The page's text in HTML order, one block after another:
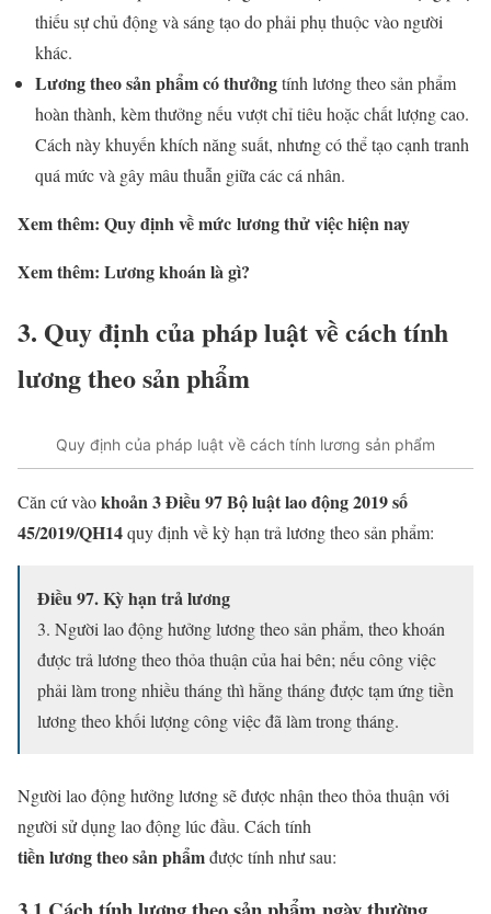
thiếu sự chủ động và sáng tạo do phải phụ thuộc vào người
khác.
Lương theo sản phẩm có thưởngtính lương theo sản phẩm
hoàn thành, kèm thưởng nếu vượt chỉ tiêu hoặc chất lượng cao.
Cách này khuyến khích năng suất, nhưng có thể tạo cạnh tranh
quá mức và gây mâu thuẫn giữa các cá nhân.
Xem thêm: Quy định về mức lương thử việc hiện nay
Xem thêm: Lương khoán là gì?
3. Quy định của pháp luật về cách tính
lương theo sản phẩm
Quy định của pháp luật về cách tính lương sản phẩm
Căn cứ vàokhoản 3 Điều 97 Bộ luật lao động 2019số
45/2019/QH14quy định về kỳ hạn trả lương theo sản phẩm:
Điều 97. Kỳ hạn trả lương
3. Người lao động hưởng lương theo sản phẩm, theo khoán
được trả lương theo thỏa thuận của hai bên; nếu công việc
phải làm trong nhiều tháng thì hằng tháng được tạm ứng tiền
lương theo khối lượng công việc đã làm trong tháng.
Người lao động hưởng lương sẽ được nhận theo thỏa thuận với
người sử dụng lao động lúc đầu. Cách tính
tiền lương theo sản phẩmđược tính như sau: